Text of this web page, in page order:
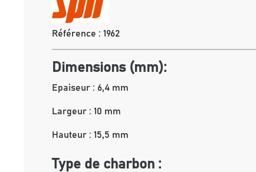
Référence : 1962
Dimensions (mm):
Epaiseur : 6,4 mm
Largeur : 10 mm
Hauteur : 15,5 mm
Type de charbon :